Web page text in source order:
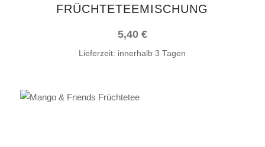
FRÜCHTETEEMISCHUNG
5,40 €
Lieferzeit: innerhalb 3 Tagen